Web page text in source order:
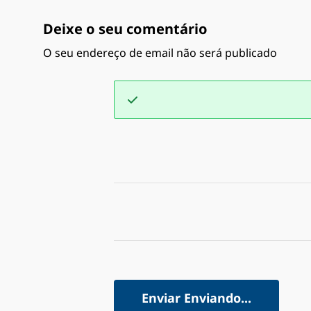
Deixe o seu comentário
O seu endereço de email não será publicado
Enviar Enviando...